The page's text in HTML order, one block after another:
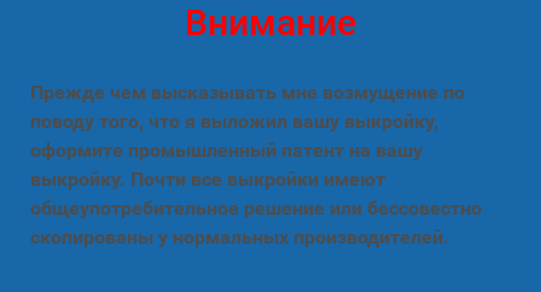
Внимание
Прежде чем высказывать мне возмущение по
поводу того, что я выложил вашу выкройку,
оформите промышленный патент на вашу
выкройку. Почти все выкройки имеют
общеупотребительное решение или бессовестно
скопированы у нормальных производителей.